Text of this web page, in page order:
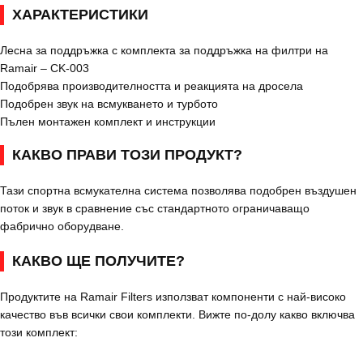
ХАРАКТЕРИСТИКИ
Лесна за поддръжка с комплекта за поддръжка на филтри на
Ramair – CK-003
Подобрява производителността и реакцията на дросела
Подобрен звук на всмукването и турбото
Пълен монтажен комплект и инструкции
КАКВО ПРАВИ ТОЗИ ПРОДУКТ?
Тази спортна всмукателна система позволява подобрен въздушен
поток и звук в сравнение със стандартното ограничаващо
фабрично оборудване.
КАКВО ЩЕ ПОЛУЧИТЕ?
Продуктите на Ramair Filters използват компоненти с най-високо
качество във всички свои комплекти. Вижте по-долу какво включва
този комплект: